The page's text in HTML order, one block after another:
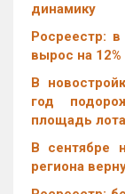
динамику
Росреестр:
вырос на 12%
В
год
площадь
В сентябре
региона